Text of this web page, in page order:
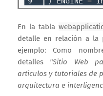
En la tabla
detalle en relación a
ejemplo: Como
detalles "Sitio Web
articulos y tutoriales de
arquitectura e